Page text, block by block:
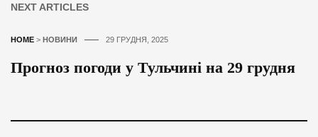
NEXT ARTICLES
HOME > НОВИНИ 29 ГРУДНЯ, 2025
Прогноз погоди у Тульчині на 29 грудня